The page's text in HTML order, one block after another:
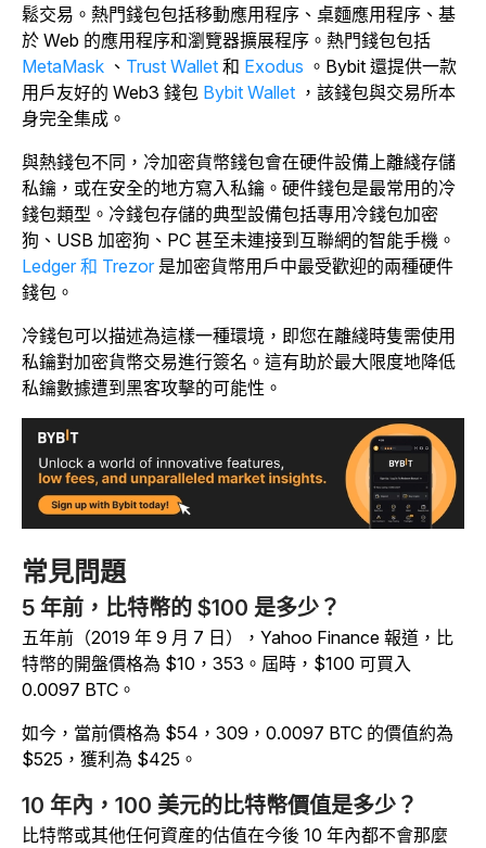
鬆交易。熱門錢包包括移動應用程序、桌麵應用程序、基
於 Web 的應用程序和瀏覽器擴展程序。熱門錢包包括
MetaMask 、 Trust Wallet 和 Exodus 。Bybit 還提供一款
用戶友好的 Web3 錢包 Bybit Wallet ，該錢包與交易所本
身完全集成。
與熱錢包不同，冷加密貨幣錢包會在硬件設備上離綫存儲
私鑰，或在安全的地方寫入私鑰。硬件錢包是最常用的冷
錢包類型。冷錢包存儲的典型設備包括專用冷錢包加密
狗、USB 加密狗、PC 甚至未連接到互聯網的智能手機。
Ledger 和 Trezor 是加密貨幣用戶中最受歡迎的兩種硬件
錢包。
冷錢包可以描述為這樣一種環境，即您在離綫時隻需使用
私鑰對加密貨幣交易進行簽名。這有助於最大限度地降低
私鑰數據遭到黑客攻擊的可能性。
常見問題
5 年前，比特幣的 $100 是多少？
五年前（2019 年 9 月 7 日），Yahoo Finance 報道，比
特幣的開盤價格為 $10，353。屆時，$100 可買入
0.0097 BTC。
如今，當前價格為 $54，309，0.0097 BTC 的價值約為
$525，獲利為 $425。
10 年內，100 美元的比特幣價值是多少？
比特幣或其他任何資産的估值在今後 10 年內都不會那麼